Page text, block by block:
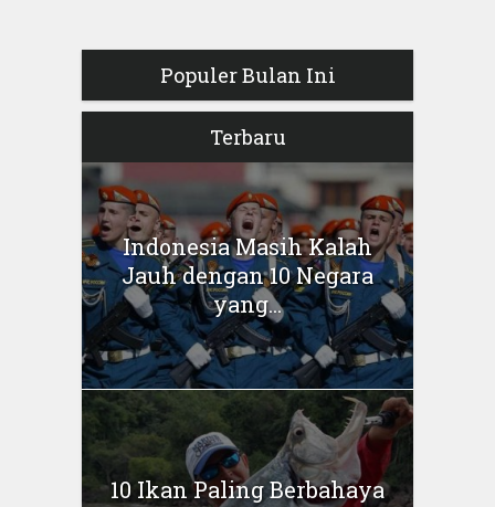
Populer Bulan Ini
Terbaru
Indonesia Masih Kalah
Jauh dengan 10 Negara
yang...
10 Ikan Paling Berbahaya